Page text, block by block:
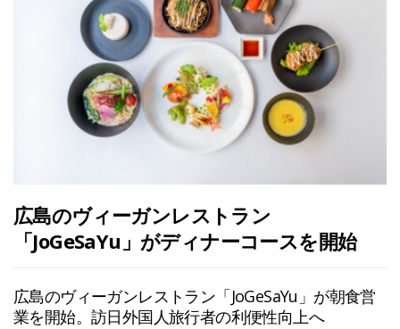
広島のヴィーガンレストラン
「JoGeSaYu」がディナーコースを開始
広島のヴィーガンレストラン「JoGeSaYu」が朝食営
業を開始。訪日外国人旅行者の利便性向上へ